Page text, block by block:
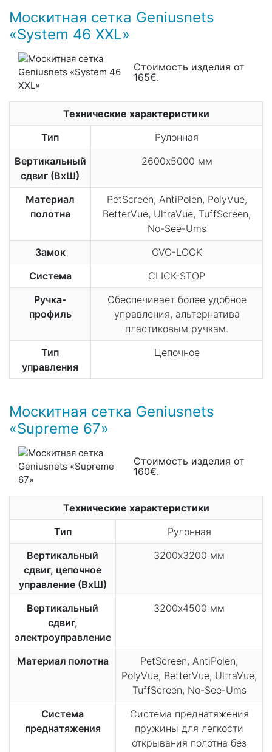
Москитная сетка Geniusnets
«System 46 XXL»
Стоимость изделия от
165€.
Технические характеристики
Тип
Рулонная
Вертикальный
сдвиг (ВхШ)
2600х5000 мм
Материал
полотна
PetScreen, AntiPolen, PolyVue,
BetterVue, UltraVue, TuffScreen,
No-See-Ums
Замок
OVO-LOCK
Система
CLICK-STOP
Ручка-
профиль
Обеспечивает более удобное
управления, альтернатива
пластиковым ручкам.
Тип
управления
Цепочное
Москитная сетка Geniusnets
«Supreme 67»
Стоимость изделия от
160€.
Технические характеристики
Тип
Рулонная
Вертикальный
сдвиг, цепочное
управление (ВхШ)
3200х3200 мм
Вертикальный
сдвиг,
электроуправление
3200х4500 мм
Материал полотна
PetScreen, AntiPolen,
PolyVue, BetterVue, UltraVue,
TuffScreen, No-See-Ums
Система
преднатяжения
Система преднатяжения
пружины для легкости
открывания полотна без